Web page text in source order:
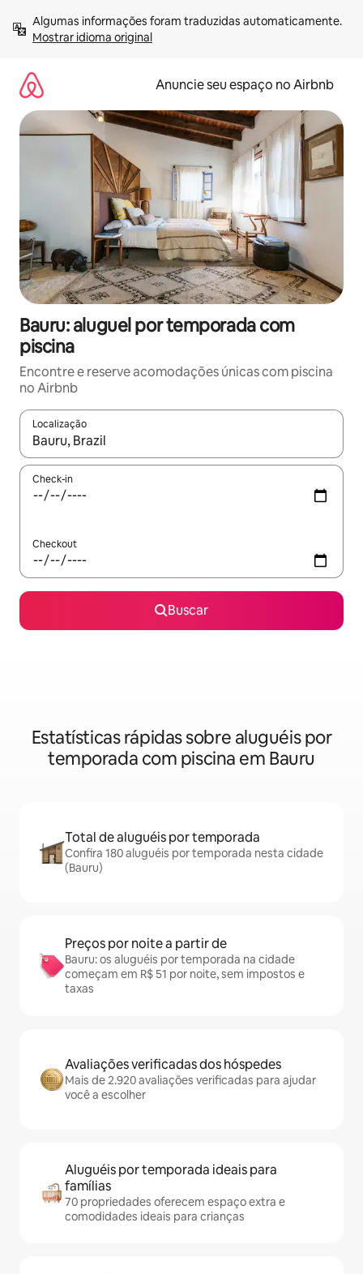
para
Mostrar idioma original
Anuncie seu espaço no Airbnb
Bauru: aluguel por temporada com
piscina
Encontre e reserve acomodações únicas com piscina
no Airbnb
Localização
Quando os resultados estiverem disponíveis, explore-os
Check-in
Checkout
Buscar
Estatísticas rápidas sobre aluguéis por
temporada com piscina em Bauru
Total de aluguéis por temporada
Confira 180 aluguéis por temporada nesta cidade
(Bauru)
Preços por noite a partir de
Bauru: os aluguéis por temporada na cidade
começam em R$ 51 por noite, sem impostos e
taxas
Avaliações verificadas dos hóspedes
Mais de 2.920 avaliações verificadas para ajudar
você a escolher
Aluguéis por temporada ideais para
famílias
70 propriedades oferecem espaço extra e
comodidades ideais para crianças